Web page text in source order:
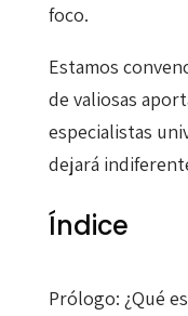
foco.
Estamos
de valiosas
especialistas
dejará
Índice
Prólogo: ¿Qué